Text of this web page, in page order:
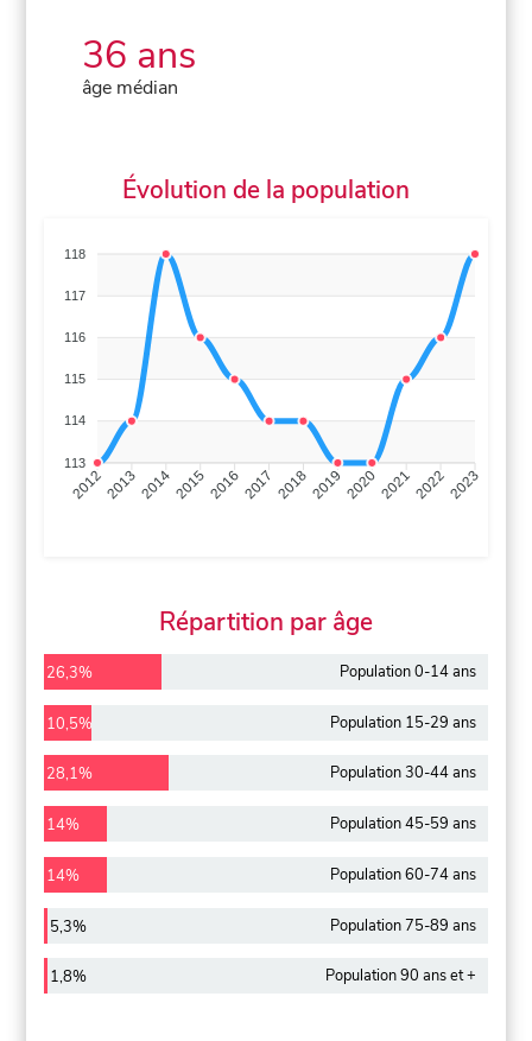
36 ans
âge médian
Évolution de la population
118
117
116
115
114
113
201220132014201520162017 20182019 2020202120222023
Répartition par âge
26,3% Population 0-14 ans
10,5% Population 15-29 ans
28,1% Population 30-44 ans
14% Population 45-59 ans
14% Population 60-74 ans
5,3% Population 75-89 ans
1,8% Population 90 ans et +